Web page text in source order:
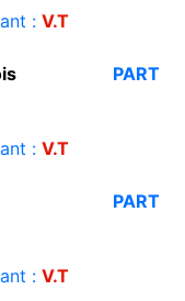
: V.T
PART
: V.T
PART
: V.T